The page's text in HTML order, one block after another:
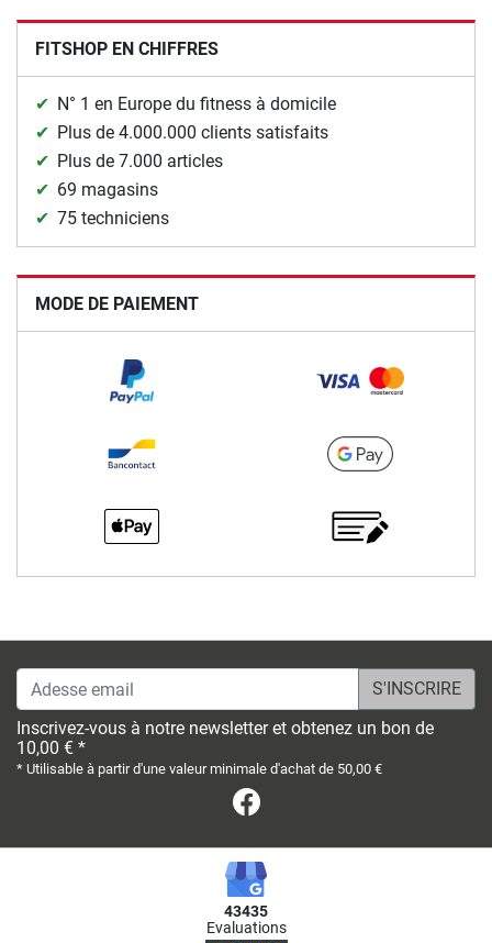
FITSHOP EN CHIFFRES
N° 1 en Europe du fitness à domicile
Plus de 4.000.000 clients satisfaits
Plus de 7.000 articles
69 magasins
75 techniciens
MODE DE PAIEMENT
Adesse email
Inscrivez-vous à notre newsletter et obtenez un bon de
10,00 € *
* Utilisable à partir d'une valeur minimale d'achat de 50,00 €
43435
Evaluations